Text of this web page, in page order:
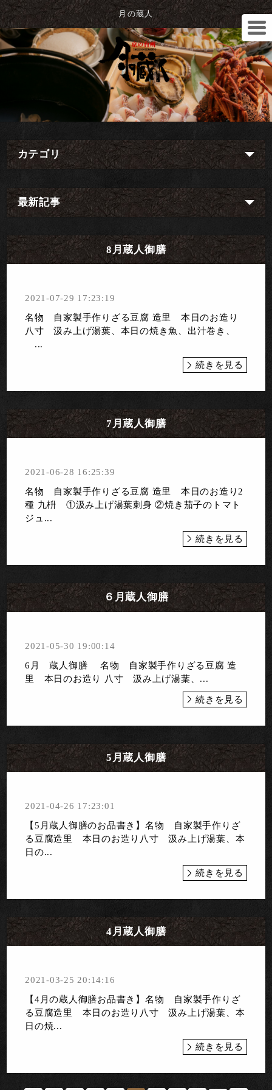
月の蔵人
カテゴリ
最新記事
8月蔵人御膳
2021-07-29 17:23:19
名物 自家製手作りざる豆腐 造里 本日のお造り
八寸 汲み上げ湯葉、本日の焼き魚、出汁巻き、
...
続きを見る
7月蔵人御膳
2021-06-28 16:25:39
名物 自家製手作りざる豆腐 造里 本日のお造り2
種 九枡 ①汲み上げ湯葉刺身 ②焼き茄子のトマト
ジュ...
続きを見る
６月蔵人御膳
2021-05-30 19:00:14
6月 蔵人御膳 名物 自家製手作りざる豆腐 造
里 本日のお造り 八寸 汲み上げ湯葉、...
続きを見る
5月蔵人御膳
2021-04-26 17:23:01
【5月蔵人御膳のお品書き】 名物 自家製手作りざ
る豆腐造里 本日のお造り八寸 汲み上げ湯葉、本
日の...
続きを見る
4月蔵人御膳
2021-03-25 20:14:16
【4月の蔵人御膳お品書き】名物 自家製手作りざ
る豆腐造里 本日のお造り八寸 汲み上げ湯葉、本
日の焼...
続きを見る